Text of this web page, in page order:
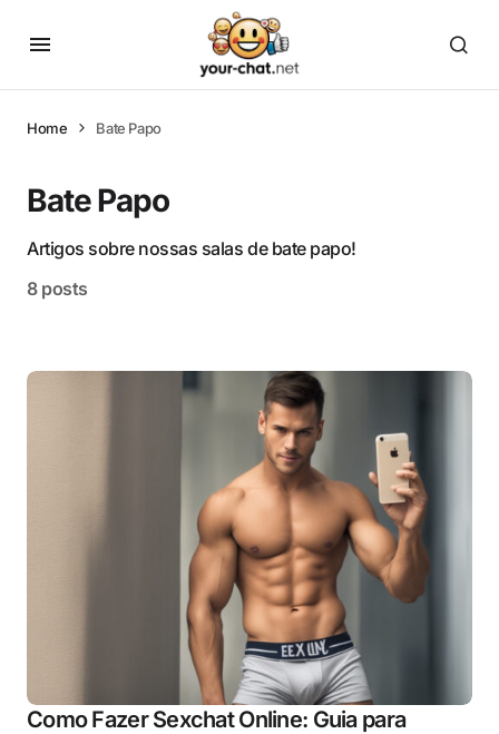
Home Bate Papo
Bate Papo
Artigos sobre nossas salas de bate papo!
8 posts
Como Fazer Sexchat Online: Guia para